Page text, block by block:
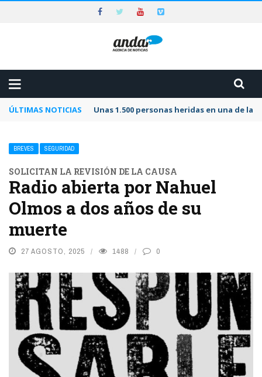
ÚLTIMAS NOTICIAS Unas 1.500 personas heridas en una de
BREVES SEGURIDAD
SOLICITAN LA REVISIÓN DE LA CAUSA
Radio abierta por Nahuel
Olmos a dos años de su
muerte
27 AGOSTO, 2025 1488 0